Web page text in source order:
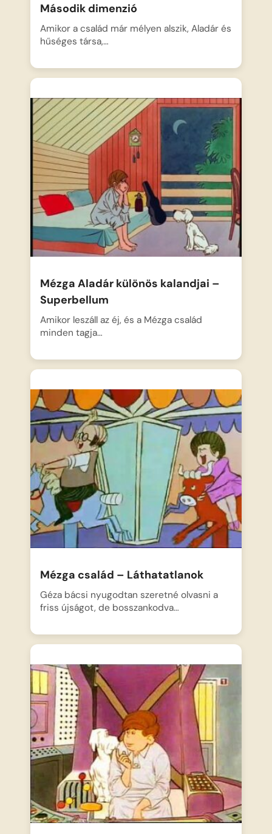
Második dimenzió
Amikor a család már mélyen alszik, Aladár és
hűséges társa,…
Mézga Aladár különös kalandjai –
Superbellum
Amikor leszáll az éj, és a Mézga család
minden tagja…
Mézga család – Láthatatlanok
Géza bácsi nyugodtan szeretné olvasni a
friss újságot, de bosszankodva…